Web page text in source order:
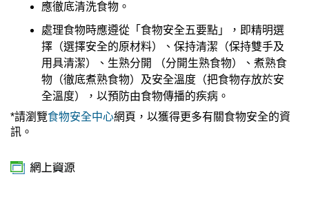
應徹底清洗食物。
處理食物時應遵從「食物安全五要點」，即精明選
擇（選擇安全的原材料）、保持清潔（保持雙手及
用具清潔）、生熟分開 （分開生熟食物）、煮熟食
物（徹底煮熟食物）及安全溫度（把食物存放於安
全溫度），以預防由食物傳播的疾病。
*請瀏覽食物安全中心網頁，以獲得更多有關食物安全的資
訊。